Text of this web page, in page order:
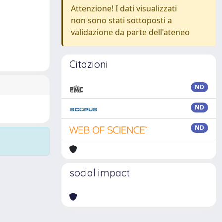
Attenzione! I dati visualizzati
non sono stati sottoposti a
validazione da parte dell'ateneo
Citazioni
ND
ND
ND
social impact